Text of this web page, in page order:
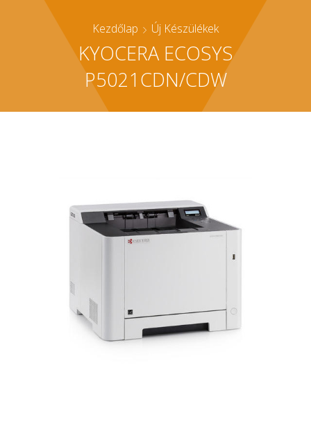
Kezdőlap Új Készülékek
KYOCERA ECOSYS
P5021CDN/CDW